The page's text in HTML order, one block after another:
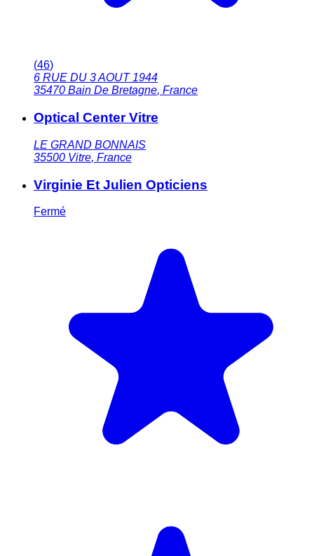
(46)
6 RUE DU 3 AOUT 1944
35470 Bain De Bretagne, France
Optical Center Vitre
LE GRAND BONNAIS
35500 Vitre, France
Virginie Et Julien Opticiens
Fermé